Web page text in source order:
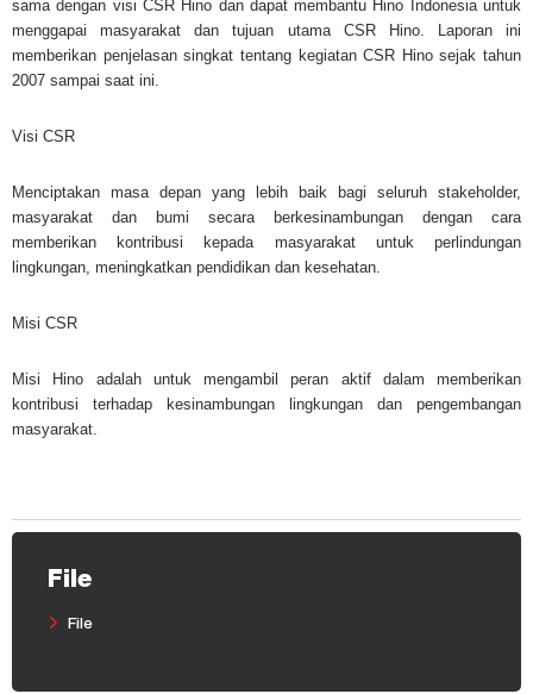
sama dengan visi CSR Hino dan dapat membantu Hino Indonesia untuk
menggapai masyarakat dan tujuan utama CSR Hino. Laporan ini
memberikan penjelasan singkat tentang kegiatan CSR Hino sejak tahun
2007 sampai saat ini.
Visi CSR
Menciptakan masa depan yang lebih baik bagi seluruh stakeholder,
masyarakat dan bumi secara berkesinambungan dengan cara
memberikan kontribusi kepada masyarakat untuk perlindungan
lingkungan, meningkatkan pendidikan dan kesehatan.
Misi CSR
Misi Hino adalah untuk mengambil peran aktif dalam memberikan
kontribusi terhadap kesinambungan lingkungan dan pengembangan
masyarakat.
File
File